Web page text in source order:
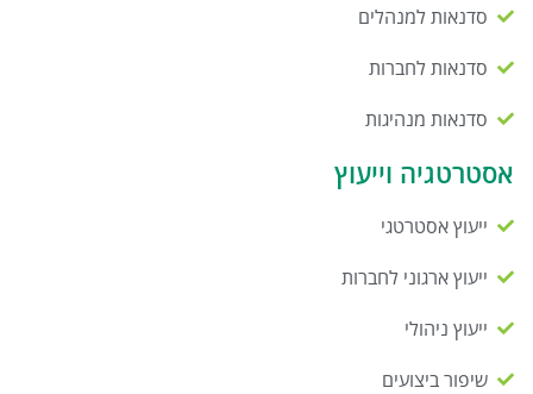
סדנאות למנהלים
סדנאות לחברות
סדנאות מנהיגות
אסטרטגיה וייעוץ
ייעוץ אסטרטגי
ייעוץ ארגוני לחברות
ייעוץ ניהולי
שיפור ביצועים